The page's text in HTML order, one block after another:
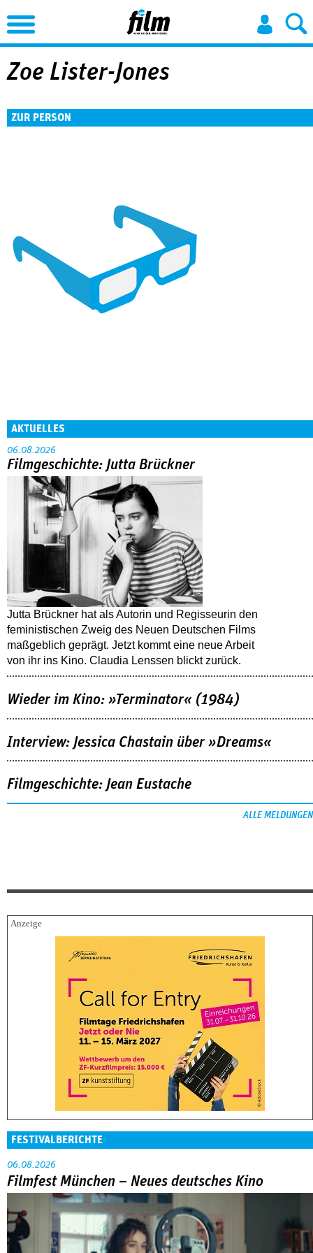
Jump to Navigation
Zoe Lister-Jones
ZUR PERSON
AKTUELLES
06.08.2026
Filmgeschichte: Jutta Brückner
Jutta Brückner hat als Autorin und Regisseurin den
feministischen Zweig des Neuen Deutschen Films
maßgeblich geprägt. Jetzt kommt eine neue Arbeit
von ihr ins Kino. Claudia Lenssen blickt zurück.
Wieder im Kino: »Terminator« (1984)
Interview: Jessica Chastain über »Dreams«
Filmgeschichte: Jean Eustache
ALLE MELDUNGEN
FESTIVALBERICHTE
06.08.2026
Filmfest München – Neues deutsches Kino